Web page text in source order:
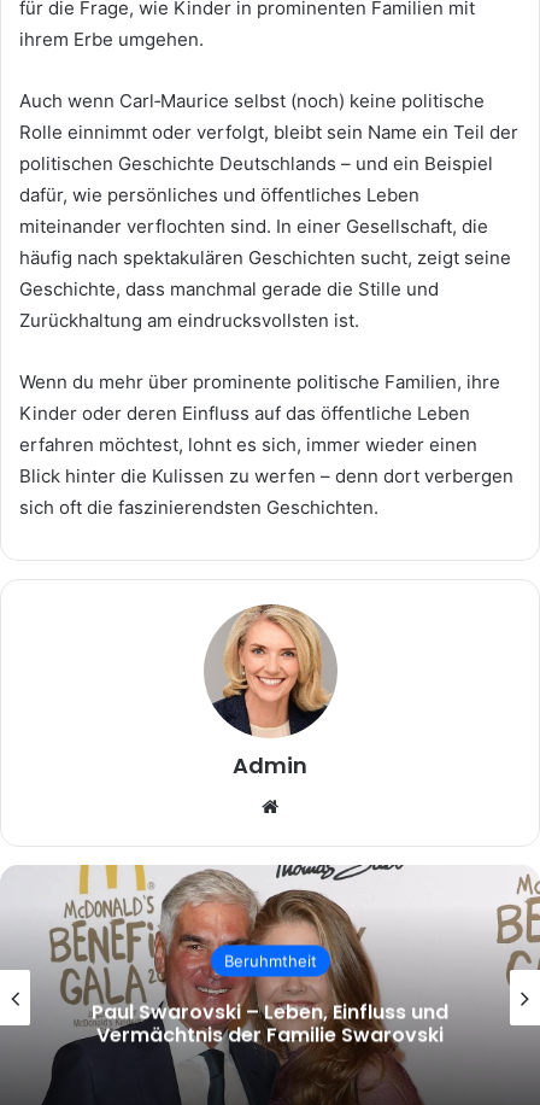
für die Frage, wie Kinder in prominenten Familien mit
ihrem Erbe umgehen.
Auch wenn Carl‑Maurice selbst (noch) keine politische
Rolle einnimmt oder verfolgt, bleibt sein Name ein Teil der
politischen Geschichte Deutschlands – und ein Beispiel
dafür, wie persönliches und öffentliches Leben
miteinander verflochten sind. In einer Gesellschaft, die
häufig nach spektakulären Geschichten sucht, zeigt seine
Geschichte, dass manchmal gerade die Stille und
Zurückhaltung am eindrucksvollsten ist.
Wenn du mehr über prominente politische Familien, ihre
Kinder oder deren Einfluss auf das öffentliche Leben
erfahren möchtest, lohnt es sich, immer wieder einen
Blick hinter die Kulissen zu werfen – denn dort verbergen
sich oft die faszinierendsten Geschichten.
Admin
Beruhmtheit
malcolm.mcrae – Wer ist Malcolm
McRae und warum wächst das Interesse
an ihm?